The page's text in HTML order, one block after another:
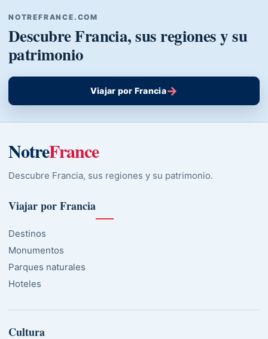
NOTREFRANCE.COM
Descubre Francia, sus regiones y su
patrimonio
Viajar por Francia→
NotreFrance
Descubre Francia, sus regiones y su patrimonio.
Viajar por Francia
Destinos
Monumentos
Parques naturales
Hoteles
Cultura